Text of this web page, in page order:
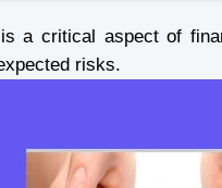
a critical aspect of
risks.